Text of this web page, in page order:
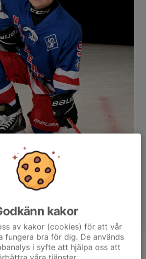
-
kakor
av kakor (cookies) för att vår
fungera bra för dig. De används
i syfte att hjälpa oss att